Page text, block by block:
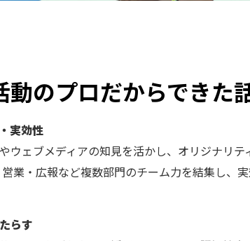
のプロだからできた
実効性
ウェブメディアの知見を活かし、オリジナリ
業・広報など複数部門のチーム力を結集し、
らす